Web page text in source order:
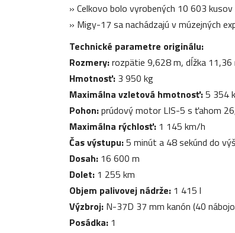
» Celkovo bolo vyrobených 10 603
» Migy-17 sa nachádzajú v múzejných
Technické parametre originálu:
Rozmery:rozpätie 9,628 m, dĺžka 11,36
Hmotnosť: 3 950 kg
Maximálna vzletová hmotnosť:5 354
Pohon:prúdový motor LIS-5 s ťahom
Maximálna rýchlosť: 1 145 km/h
Čas výstupu:5 minút a 48 sekúnd do
Dosah: 16 600 m
Dolet: 1 255 km
Objem palivovej nádrže: 1 415 l
Výzbroj: N-37D 37 mm kanón (40
Posádka: 1